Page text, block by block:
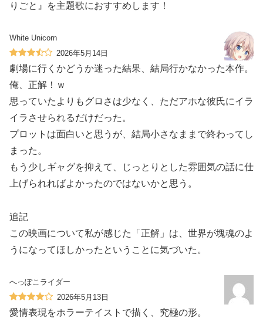
りごと』を主題歌におすすめします！
White Unicorn
2026年5月14日
劇場に行くかどうか迷った結果、結局行かなかった本作。
俺、正解！ｗ
思っていたよりもグロさは少なく、ただアホな彼氏にイラ
イラさせられるだけだった。
プロットは面白いと思うが、結局小さなままで終わってし
まった。
もう少しギャグを抑えて、じっとりとした雰囲気の話に仕
上げられればよかったのではないかと思う。
追記
この映画について私が感じた「正解」は、世界が塊魂のよ
うになってほしかったということに気づいた。
へっぽこライダー
2026年5月13日
愛情表現をホラーテイストで描く、究極の形。